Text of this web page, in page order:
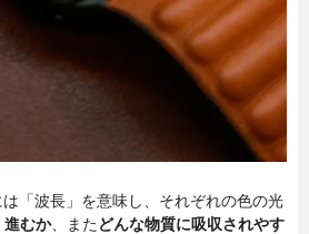
「波長」を意味し、それぞれの色の光
進むか、またどんな物質に吸収されやす